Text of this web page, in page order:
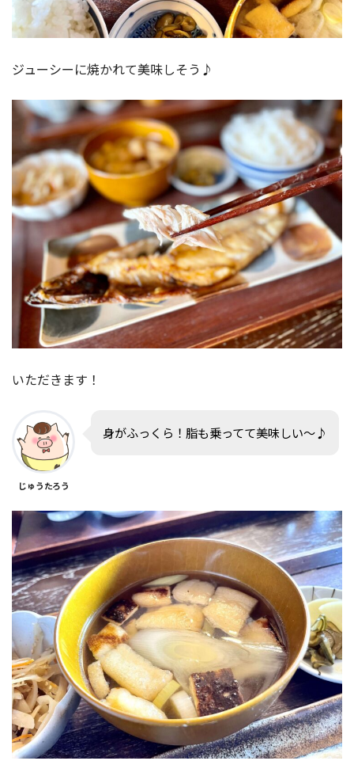
ジューシーに焼かれて美味しそう♪
いただきます！
じゅうたろう
身がふっくら！脂も乗ってて美味しい〜♪